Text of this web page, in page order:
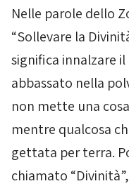
Nelle parole dello
“Sollevare la
significa innalzare
abbassato nella
non mette una
mentre qualcosa
gettata per terra.
chiamato